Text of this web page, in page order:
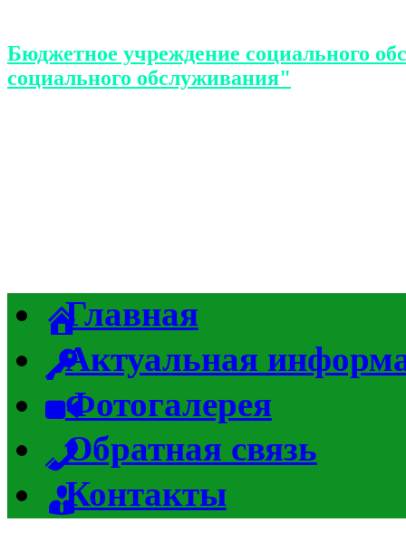
Бюджетное учреждение социального
социального обслуживания"
Главная
Актуальная
Фотогалерея
Обратная связь
Контакты